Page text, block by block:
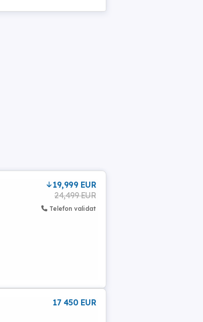
19,999 EUR
24,499 EUR
Telefon validat
17 450 EUR